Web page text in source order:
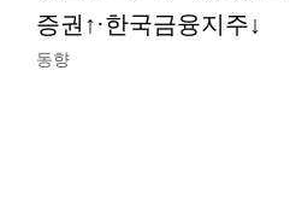
증권↑·한국금융지주↓
동향